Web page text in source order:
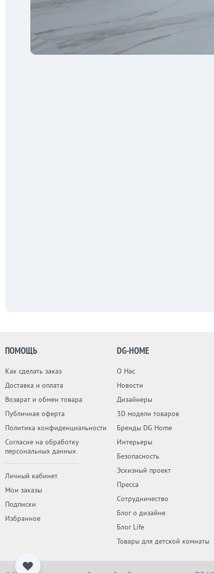
ПОМОЩЬ
Как сделать заказ
Доставка и оплата
Возврат и обмен товара
Публичная оферта
Политика конфиденциальности
Согласие на обработку
персональных данных
Личный кабинет
Мои заказы
Подписки
Избранное
DG-HOME
О Нас
Новости
Дизайнеры
3D модели товаров
Бренды DG Home
Интерьеры
Безопасность
Эскизный проект
Пресса
Сотрудничество
Блог о дизайне
Блог Life
Товары для детской комнаты